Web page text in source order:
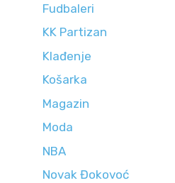
Fudbaleri
KK Partizan
Klađenje
Košarka
Magazin
Moda
NBA
Novak Đokovoć